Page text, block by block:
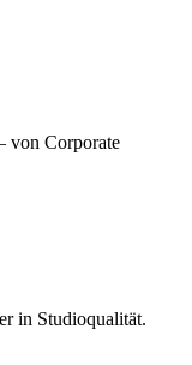
von Corporate
in Studioqualität.